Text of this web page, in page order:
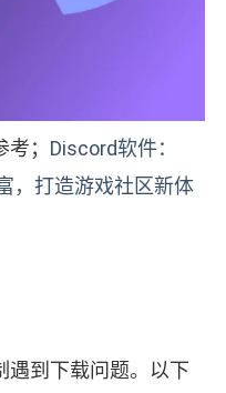
； Discord软件：
，打造游戏社区新体
遇到下载问题。以下